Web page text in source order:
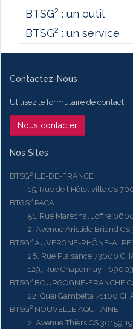
BTSG² : un outil
BTSG² : un service
Contactez-Nous
Utilisez le formulaire de contact
Nous contacter
Nos Sites
BTSG² ILE-DE-FRANCE
15, Rue de l'Hôtel ville CS
BTGS² PACA
51, Rue Maréchal Joffre
2, Avenue Aristide Briand CS
BTSG² AUVERGNE-RHÔNE-
28, Rue Plaisance 73000
129, Rue Chaponnay - 69003
BTSG² BOURGOGNE-FRANCHE
22, Quai Gambetta 71100
BTSG² NOUVELLE AQUITAINE
2, Avenue Thiers CS 30159